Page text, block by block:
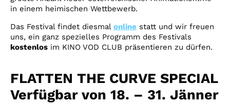
in einem heimischen Wettbewerb.
Das Festival findet diesmal online statt und wir freuen
uns, ein ganz spezielles Programm des Festivals
kostenlos im KINO VOD CLUB präsentieren zu dürfen.
FLATTEN THE CURVE SPECIAL
Verfügbar von 18. – 31. Jänner